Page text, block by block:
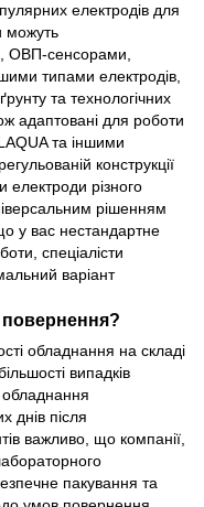
електродів для
можуть
ОВП-сенсорами,
типами електродів,
та технологічних
адаптовані для роботи
та іншими
конструкції
електроди різного
рішенням
у вас нестандартне
спеціалісти
варіант
повернення?
обладнання на складі
випадків
обладнання
днів після
важливо, що компанії,
пакування та